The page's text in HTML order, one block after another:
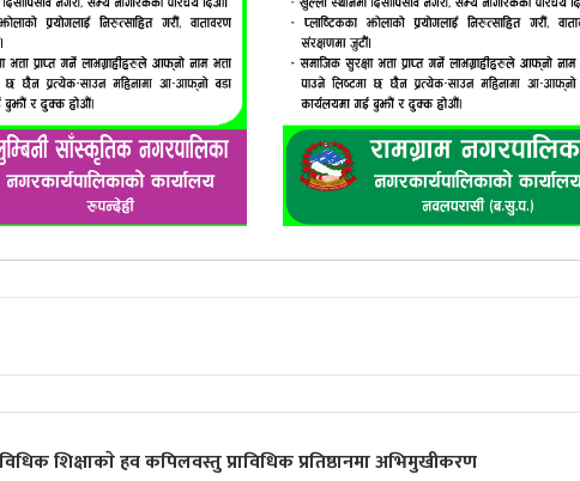
शिक्षाकाे हव कपिलवस्तु प्राविधिक प्रतिष्ठानमा अभिमुखीकरण